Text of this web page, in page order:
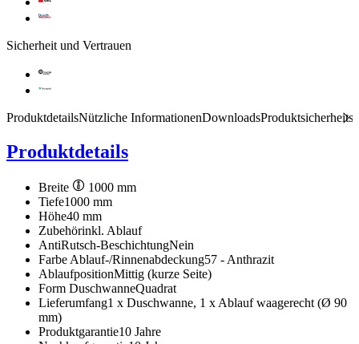
Sicherheit und Vertrauen
Produktdetails
Produktdetails
Breite
1000 mm
Tiefe1000 mm
Höhe40 mm
Zubehörinkl. Ablauf
AntiRutsch-BeschichtungNein
Farbe Ablauf-/Rinnenabdeckung57 - Anthrazit
AblaufpositionMittig (kurze Seite)
Form DuschwanneQuadrat
Lieferumfang1 x Duschwanne, 1 x Ablauf waagerecht (Ø 90
mm)
Produktgarantie10 Jahre
Nützliche InformationenDownloads